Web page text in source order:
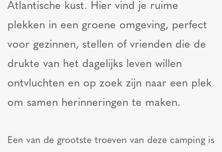
Atlantische kust. Hier vind je ruime
plekken in een groene omgeving, perfect
voor gezinnen, stellen of vrienden die de
drukte van het dagelijks leven willen
ontvluchten en op zoek zijn naar een plek
om samen herinneringen te maken.
Een van de grootste troeven van deze camping is